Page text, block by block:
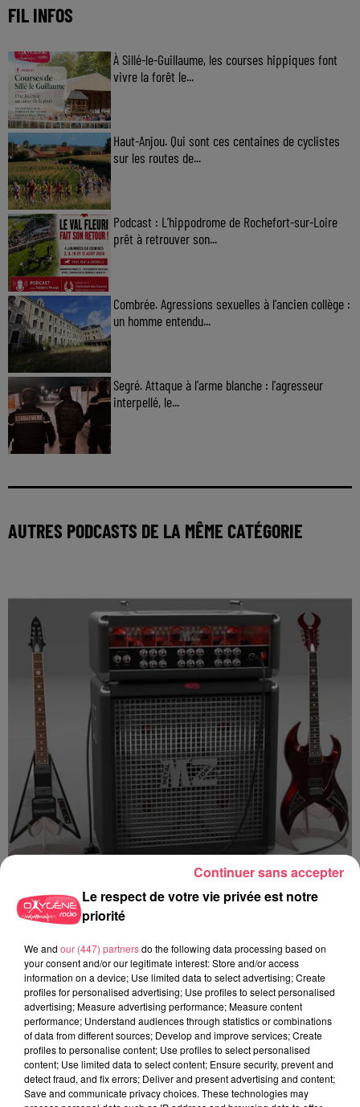
FIL INFOS
À Sillé-le-Guillaume, les courses hippiques font
vivre la forêt le...
Haut-Anjou. Qui sont ces centaines de cyclistes
sur les routes de...
Podcast : L’hippodrome de Rochefort-sur-Loire
prêt à retrouver son...
Combrée. Agressions sexuelles à l'ancien collège :
un homme entendu...
Segré. Attaque à l'arme blanche : l'agresseur
interpellé, le...
AUTRES PODCASTS DE LA MÊME CATÉGORIE
Emission METAL ZONE N° 945 Spéciale REDSTONE du 19 Janvier
2025 Part 1
Le respect de votre vie privée est notre
priorité
We and our (447) partnersdo the following data processing based on
your consent and/or our legitimate interest: Store and/or access
information on a device; Use limited data to select advertising; Create
profiles for personalised advertising; Use profiles to select personalised
advertising; Measure advertising performance; Measure content
performance; Understand audiences through statistics or combinations
of data from different sources; Develop and improve services; Create
profiles to personalise content; Use profiles to select personalised
content; Use limited data to select content; Ensure security, prevent and
detect fraud, and fix errors; Deliver and present advertising and content;
Save and communicate privacy choices. These technologies may
Continuer sans accepter